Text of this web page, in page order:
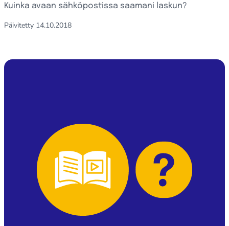
Kuinka avaan sähköpostissa saamani laskun?
Päivitetty 14.10.2018